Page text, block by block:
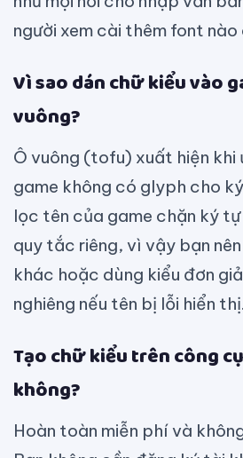
người xem cài thêm font nào
Vì sao dán chữ kiểu vào
vuông?
Ô vuông (tofu) xuất hiện khi
game không có glyph cho
lọc tên của game chặn ký
quy tắc riêng, vì vậy bạn
khác hoặc dùng kiểu đơn
nghiêng nếu tên bị lỗi hiển thị.
Tạo chữ kiểu trên công
không?
Hoàn toàn miễn phí và